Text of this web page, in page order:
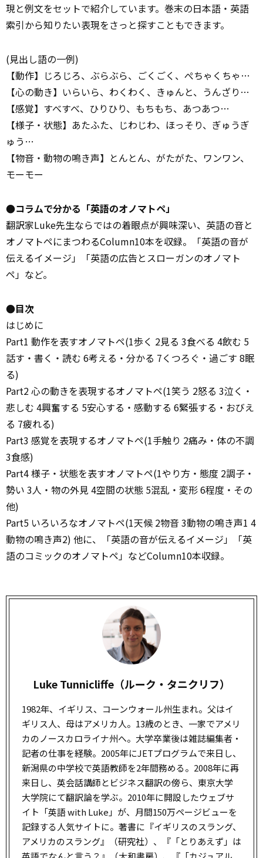
現と例文をセットで紹介しています。巻末の日本語・英語
索引から知りたい表現をさっと探すこともできます。
(見出し語の一例)
【動作】じろじろ、ぶらぶら、ごくごく、ぺちゃくちゃ…
【心の動き】いらいら、わくわく、きゅんと、うんざり…
【感覚】すべすべ、ひりひり、もちもち、あつあつ…
【様子・状態】あたふた、じわじわ、ほっそり、ぎゅうぎ
ゅう…
【物音・動物の鳴き声】とんとん、がたがた、ワンワン、
モーモー
●コラムで分かる「英語のオノマトペ」
翻訳家Luke先生ならではの着眼点が興味深い、英語の音と
オノマトペにまつわるColumn10本を収録。「英語の音が
伝えるイメージ」「英語の広告とスローガンのオノマト
ペ」など。
●目次
はじめに
Part1 動作を表すオノマトペ(1歩く 2見る 3食べる 4飲む 5
話す・書く・読む 6考える・分かる 7くつろぐ・過ごす 8眠
る)
Part2 心の動きを表現するオノマトペ(1笑う 2怒る 3泣く・
悲しむ 4興奮する 5安心する・感動する 6緊張する・おびえ
る 7疲れる)
Part3 感覚を表現するオノマトペ(1手触り 2痛み・体の不調
3食感)
Part4 様子・状態を表すオノマトペ(1やり方・態度 2調子・
勢い 3人・物の外見 4空間の状態 5混乱・変形 6程度・その
他)
Part5 いろいろなオノマトペ(1天候 2物音 3動物の鳴き声1 4
動物の鳴き声2) 他に、「英語の音が伝えるイメージ」「英
語のコミックのオノマトペ」などColumn10本収録。
Luke Tunnicliffe（ルーク・タニクリフ）
1982年、イギリス、コーンウォール州生まれ。父はイ
ギリス人、母はアメリカ人。13歳のとき、一家でアメリ
カのノースカロライナ州へ。大学卒業後は雑誌編集者・
記者の仕事を経験。2005年にJETプログラムで来日し、
新潟県の中学校で英語教師を2年間務める。2008年に再
来日し、英会話講師とビジネス翻訳の傍ら、東京大学
大学院にて翻訳論を学ぶ。2010年に開設したウェブサ
イト「英語 with Luke」が、月間150万ページビューを
記録する人気サイトに。著書に『イギリスのスラング、
アメリカのスラング』（研究社）、『「とりあえず」は